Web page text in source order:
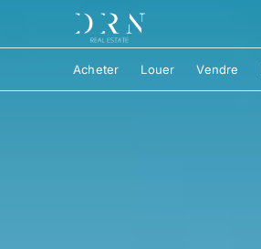
Acheter Louer Vendre